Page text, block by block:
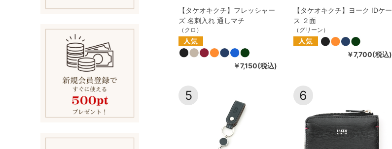
【タケオキクチ】フレッシャー
ズ 名刺入れ 通しマチ
（クロ）
￥7,150(税込)
【タケオキクチ】ヨーク IDケー
ス ２面
（グリーン）
￥7,700(税込)
5 6